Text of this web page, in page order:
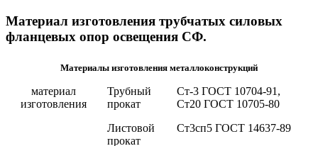
Материал изготовления трубчатых силовых
фланцевых опор освещения СФ.
Материалы изготовления металлоконструкций
материал
изготовления
Трубный
прокат
Ст-3 ГОСТ 10704-91,
Ст20 ГОСТ 10705-80
Листовой
прокат
Ст3сп5 ГОСТ 14637-89